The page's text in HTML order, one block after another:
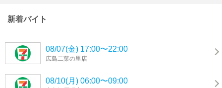
新着バイト
08/07(金) 17:00〜22:00
広島二葉の里店
08/10(月) 06:00〜09:00